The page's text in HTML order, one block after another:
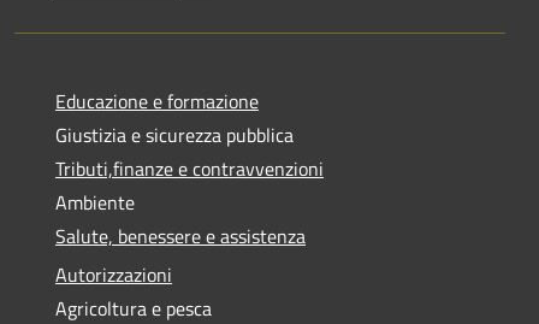
Educazione e formazione
Giustizia e sicurezza pubblica
Tributi,finanze e contravvenzioni
Ambiente
Salute, benessere e assistenza
Autorizzazioni
Agricoltura e pesca